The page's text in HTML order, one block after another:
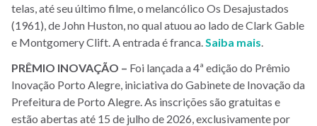
telas, até seu último filme, o melancólico Os Desajustados
(1961), de John Huston, no qual atuou ao lado de Clark Gable
e Montgomery Clift. A entrada é franca. Saiba mais
PRÊMIO INOVAÇÃO – Foi lançada a 4ª edição do Prêmio
Inovação Porto Alegre, iniciativa do Gabinete de Inovação da
Prefeitura de Porto Alegre. As inscrições são gratuitas e
estão abertas até 15 de julho de 2026, exclusivamente por